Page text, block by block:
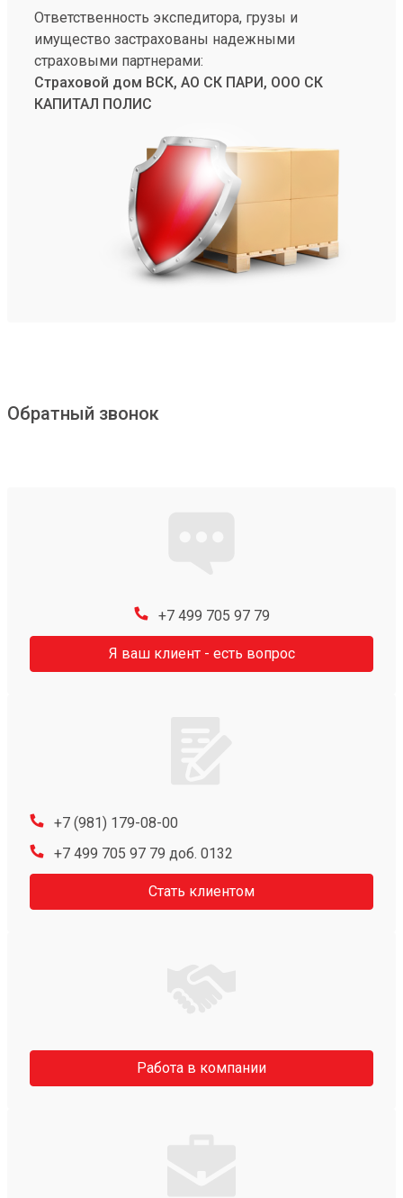
Ответственность экспедитора, грузы и
имущество застрахованы надежными
страховыми партнерами:
Страховой дом ВСК, АО СК ПАРИ, ООО СК
КАПИТАЛ ПОЛИС
Обратный звонок
+7 499 705 97 79
Я ваш клиент - есть вопрос
+7 (981) 179-08-00
+7 499 705 97 79 доб. 0132
Стать клиентом
Работа в компании